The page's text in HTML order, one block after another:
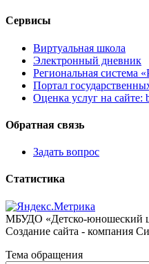
Сервисы
Виртуальная школа
Электронный дневник
Региональная система
Портал
Оценка услуг на сайте:
Обратная связь
Задать вопрос
Статистика
МБУДО «Детско-юношеский
Создание сайта - компания
Тема обращения